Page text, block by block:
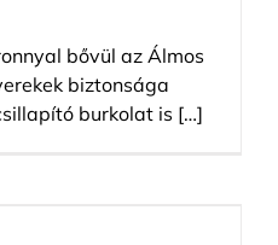
bővül az Álmos
biztonsága
burkolat is […]